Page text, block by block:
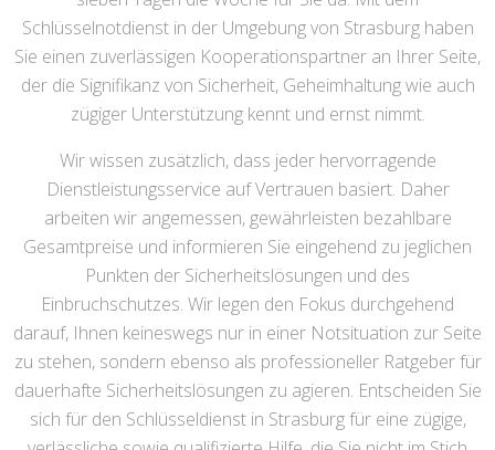
Schlüsselnotdienst in der Umgebung von Strasburg haben
Sie einen zuverlässigen Kooperationspartner an Ihrer Seite,
der die Signifikanz von Sicherheit, Geheimhaltung wie auch
zügiger Unterstützung kennt und ernst nimmt.
Wir wissen zusätzlich, dass jeder hervorragende
Dienstleistungsservice auf Vertrauen basiert. Daher
arbeiten wir angemessen, gewährleisten bezahlbare
Gesamtpreise und informieren Sie eingehend zu jeglichen
Punkten der Sicherheitslösungen und des
Einbruchschutzes. Wir legen den Fokus durchgehend
darauf, Ihnen keineswegs nur in einer Notsituation zur Seite
zu stehen, sondern ebenso als professioneller Ratgeber für
dauerhafte Sicherheitslösungen zu agieren. Entscheiden Sie
sich für den Schlüsseldienst in Strasburg für eine zügige,